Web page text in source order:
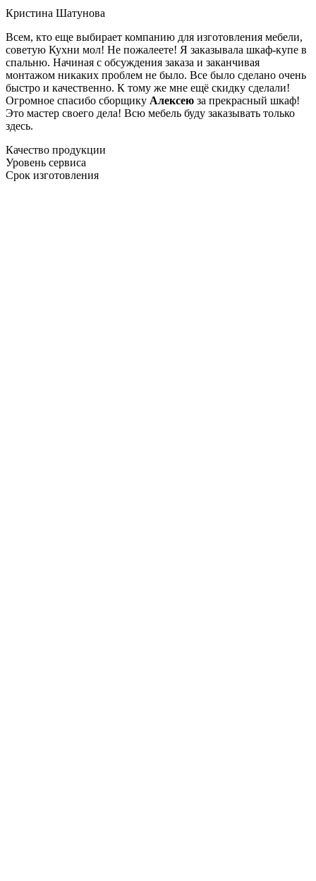
Кристина Шатунова
Всем, кто еще выбирает компанию для изготовления мебели,
советую Кухни мол! Не пожалеете! Я заказывала шкаф-купе в
спальню. Начиная с обсуждения заказа и заканчивая
монтажом никаких проблем не было. Все было сделано очень
быстро и качественно. К тому же мне ещё скидку сделали!
Огромное спасибо сборщику Алексею за прекрасный шкаф!
Это мастер своего дела! Всю мебель буду заказывать только
здесь.
Качество продукции
Уровень сервиса
Срок изготовления